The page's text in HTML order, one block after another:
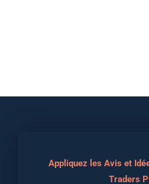
Appliquez les Avis et
Traders